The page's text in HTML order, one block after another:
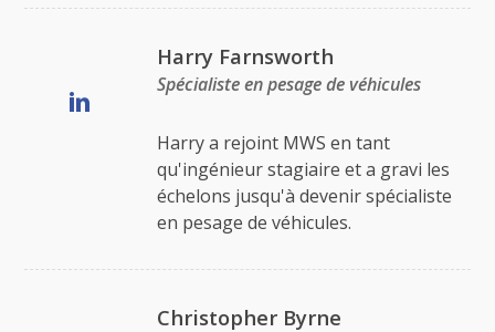
Harry Farnsworth
Spécialiste en pesage de véhicules
Harry a rejoint MWS en tant
qu'ingénieur stagiaire et a gravi les
échelons jusqu'à devenir spécialiste
en pesage de véhicules.
Christopher Byrne